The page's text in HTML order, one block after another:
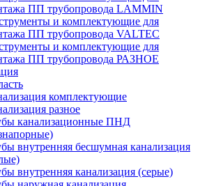
ПП трубопровода LAMMIN
и комплектующие для
ПП трубопровода VALTEC
и комплектующие для
ПП трубопровода РАЗНОЕ
комплектующие
разное
канализационные ПНД
внутренняя бесшумная канализация
внутренняя канализация (серые)